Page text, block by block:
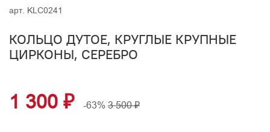
арт. KLC0241
КОЛЬЦО ДУТОЕ, КРУГЛЫЕ КРУПНЫЕ
ЦИРКОНЫ, СЕРЕБРО
1 300 ₽ -63% 3 500 ₽